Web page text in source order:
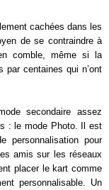
cachées dans les
de se contraindre à
comble, même si la
centaines qui n’ont
secondaire assez
: le mode Photo. Il est
personnalisation pour
amis sur les réseaux
placer le kart comme
personnalisable. Un